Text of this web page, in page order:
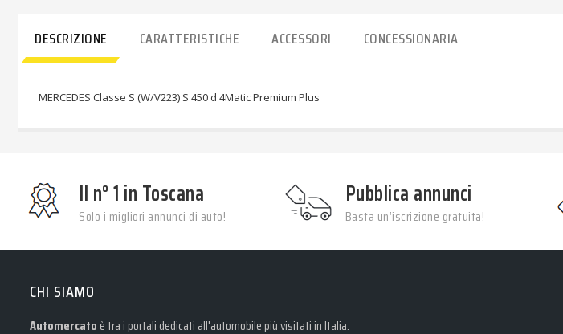
DESCRIZIONE CARATTERISTICHE ACCESSORI CONCESSIONARIA
MERCEDES Classe S (W/V223) S 450 d 4Matic Premium Plus
Il n° 1 in Toscana
Solo i migliori annunci di auto!
Pubblica annunci
Basta un’iscrizione gratuita!
CHI SIAMO
Automercato è tra i portali dedicati all'automobile più visitati in Italia.